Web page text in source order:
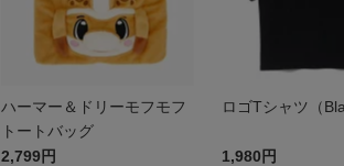
ハーマー＆ドリーモフモフ
トートバッグ
2,799円
ロゴTシャツ（
1,980円